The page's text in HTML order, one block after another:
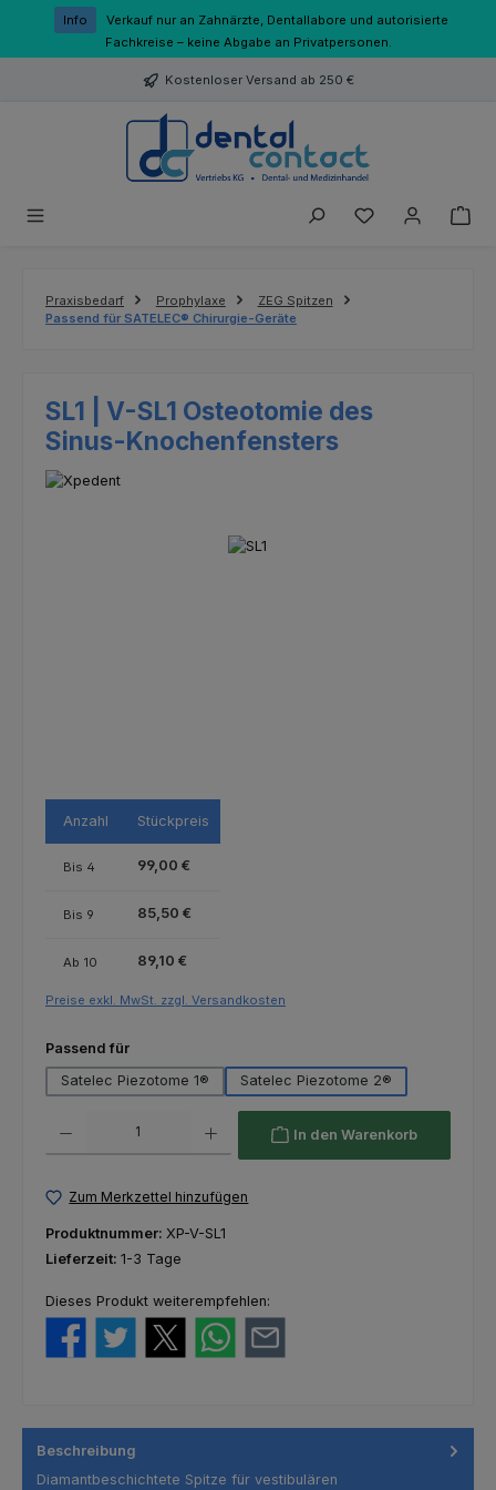
Zum Hauptinhalt springen
Info
Verkauf nur an Zahnärzte, Dentallabore und autorisierte
Fachkreise – keine Abgabe an Privatpersonen.
Kostenloser Versand ab 250 €
Du hast 0
Praxisbedarf Prophylaxe
ZEG Spitzen
Passend für SATELEC® Chirurgie-Geräte
SL1 | V-SL1 Osteotomie des
Sinus-Knochenfensters
Anzahl Stückpreis
Bis 4 99,00 €
Bis 9 85,50 €
Ab 10 89,10 €
Preise exkl. MwSt. zzgl. Versandkosten
Passend fürauswählen
Satelec Piezotome 1®
Satelec Piezotome 2®
In den Warenkorb
Zum Merkzettel hinzufügen
Produktnummer: XP-V-SL1
Lieferzeit: 1-3 Tage
Dieses Produkt weiterempfehlen:
Beschreibung
Diamantbeschichtete Spitze für vestibulären